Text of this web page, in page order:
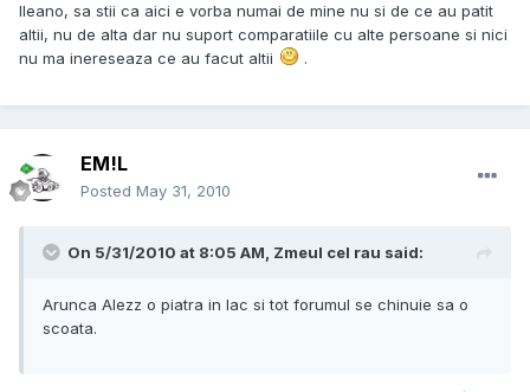
Ileano, sa stii ca aici e vorba numai de mine nu si de ce au patit
altii, nu de alta dar nu suport comparatiile cu alte persoane si nici
nu ma inereseaza ce au facut altii
.
EM!L
Posted May 31, 2010
On 5/31/2010 at 8:05 AM, Zmeul cel rau said:
Arunca Alezz o piatra in lac si tot forumul se chinuie sa o
scoata.